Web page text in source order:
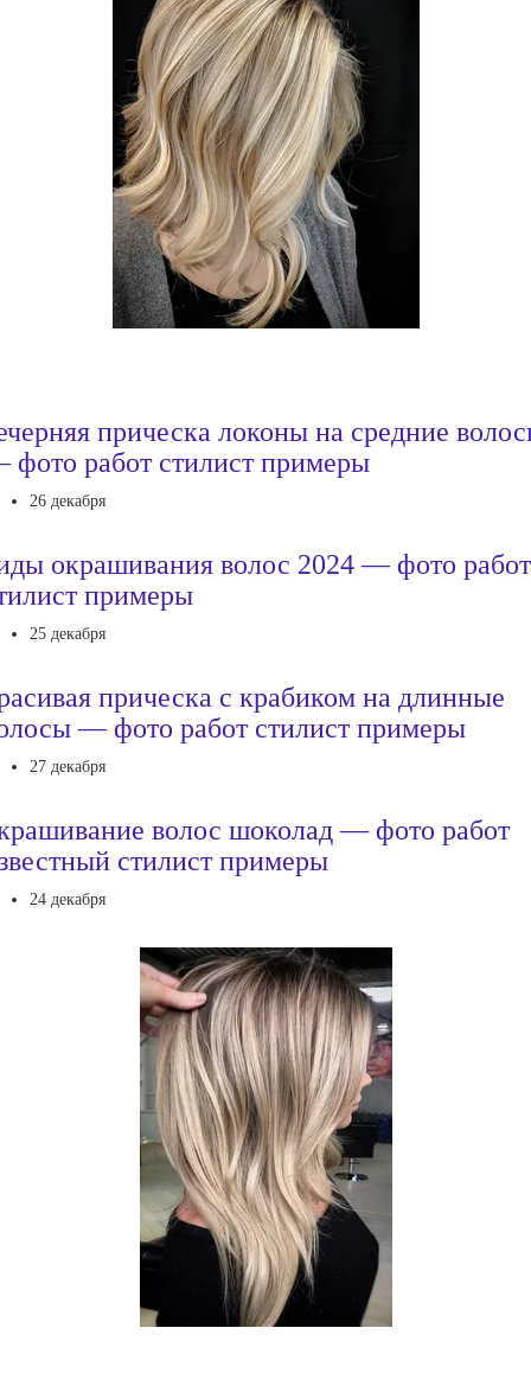
прическа локоны на средние
работ стилист примеры
26 декабря
окрашивания волос 2024 — фото работ
примеры
25 декабря
прическа с крабиком на длинные
— фото работ стилист примеры
27 декабря
волос шоколад — фото работ
стилист примеры
24 декабря